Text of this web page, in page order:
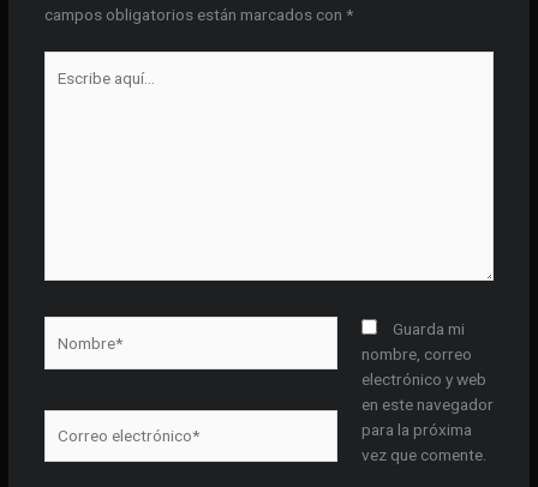
campos obligatorios están marcados con *
aquí...
electrónico*
Guarda mi
nombre, correo
electrónico y web
en este navegador
para la próxima
vez que comente.